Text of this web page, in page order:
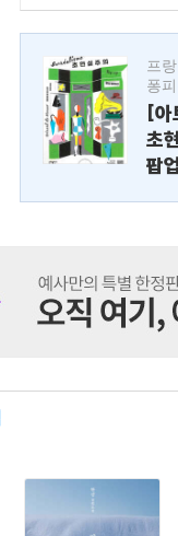
프
퐁
[아
초
팝